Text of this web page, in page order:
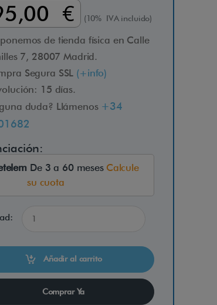
€ (10% IVA incluido)
de tienda física en Calle
7, 28007 Madrid.
Segura SSL (+info)
15 días.
duda? Llámenos +34
De 3 a 60 meses Calcule
su cuota
Añadir al carrito
Comprar Ya